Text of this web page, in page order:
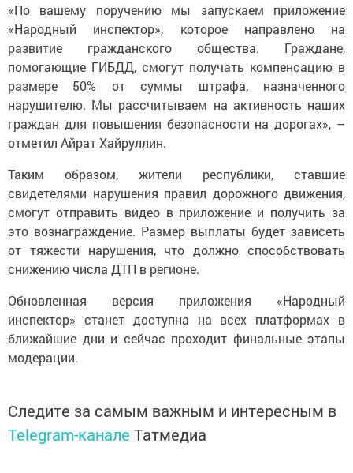
«По вашему поручению мы запускаем приложение
«Народный инспектор», которое направлено на
развитие гражданского общества. Граждане,
помогающие ГИБДД, смогут получать компенсацию в
размере 50% от суммы штрафа, назначенного
нарушителю. Мы рассчитываем на активность наших
граждан для повышения безопасности на дорогах», –
отметил Айрат Хайруллин.
Таким образом, жители республики, ставшие
свидетелями нарушения правил дорожного движения,
смогут отправить видео в приложение и получить за
это вознаграждение. Размер выплаты будет зависеть
от тяжести нарушения, что должно способствовать
снижению числа ДТП в регионе.
Обновленная версия приложения «Народный
инспектор» станет доступна на всех платформах в
ближайшие дни и сейчас проходит финальные этапы
модерации.
Следите за самым важным и интересным в
Telegram-канале Татмедиа